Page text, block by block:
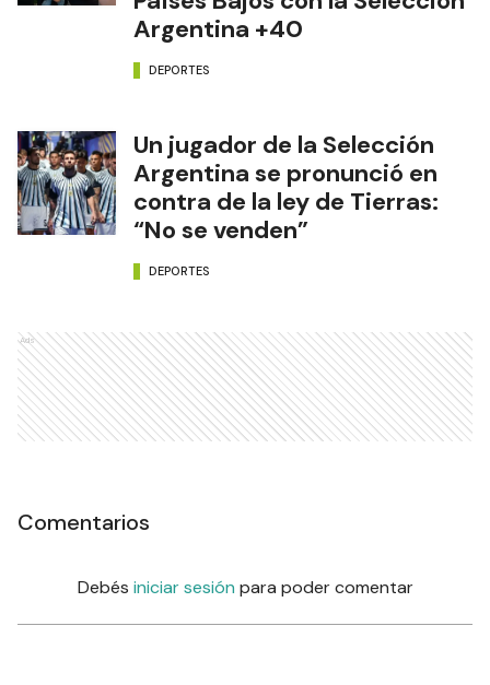
Argentina +40
DEPORTES
Un jugador de la Selección
Argentina se pronunció en
contra de la ley de Tierras:
“No se venden”
DEPORTES
Ads
Comentarios
Debés iniciar sesión para poder comentar